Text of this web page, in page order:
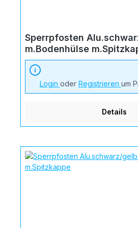
Sperrpfosten
m.Bodenhülse
Login oder Registrieren um
Details